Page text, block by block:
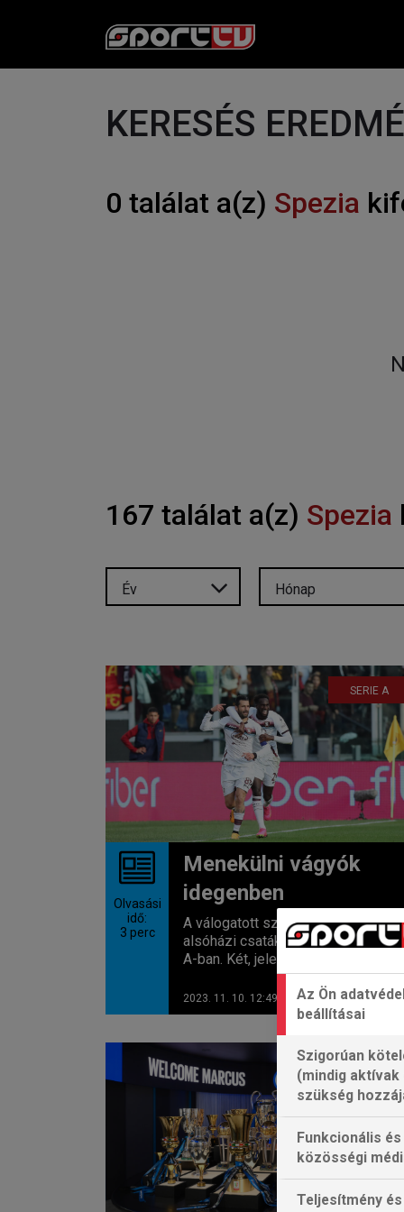
KERESÉS
0 találat a(z) Spezia
167 találat a(z) Spezia
Év Hónap
SERIE A
Olvasási
idő:
3 perc
Menekülni vágyók
idegenben
A válogatott szünet előtti forduló
alsóházi csatákkal kezdődik a
A-ban. Két, jelenleg a kieső...
2023. 11. 10. 12:49
SERIE A
Az Ön
beállításai
Szigorúan
(mindig aktívak
szükség
Funkcionális és
közösségi
Teljesítmény